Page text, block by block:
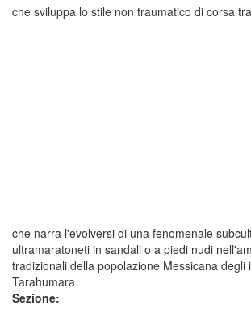
che sviluppa lo stile non traumatico di corsa
che narra l'evolversi di una fenomenale
ultramaratoneti in sandali o a piedi nudi
tradizionali della popolazione Messicana degli
Tarahumara.
Sezione: